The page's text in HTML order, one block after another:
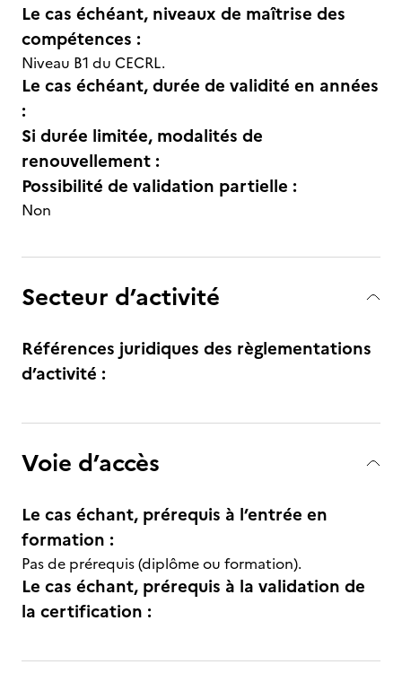
Le cas échéant, niveaux de maîtrise des
compétences :
Niveau B1 du CECRL.
Le cas échéant, durée de validité en années
:
Si durée limitée, modalités de
renouvellement :
Possibilité de validation partielle :
Non
Secteur d’activité
Références juridiques des règlementations
d’activité :
Voie d’accès
Le cas échant, prérequis à l’entrée en
formation :
Pas de prérequis (diplôme ou formation).
Le cas échant, prérequis à la validation de
la certification :